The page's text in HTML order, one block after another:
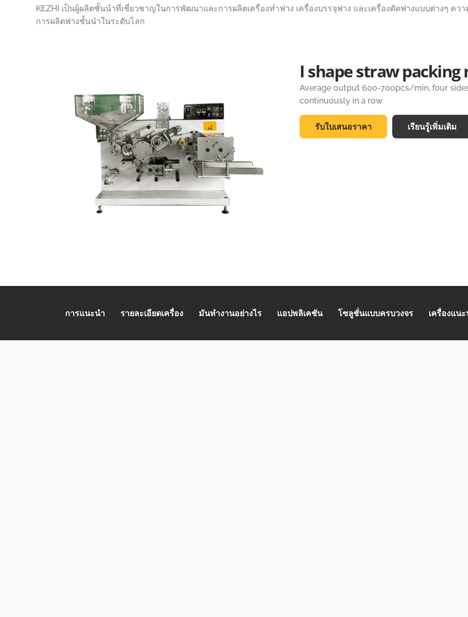
KEZHI เป็นผู้ผลิตชั้นนำที่เชี่ยวชาญในการพัฒนาและการผลิตเครื่องทำฟาง เครื่องบรรจุฟาง และเครื่องดัดฟางแบบต่างๆ ค
การผลิตฟางชั้นนำในระดับโลก
I shape straw packing
Average output 600-700pcs/min, four
continuously in a row
รับใบเสนอราคา เรียนรู้เพิ่มเติม
การแนะนำ รายละเอียดเครื่อง มันทำงานอย่างไร แอปพลิเคชัน โซลูชั่นแบบครบวงจร เครื่องแน